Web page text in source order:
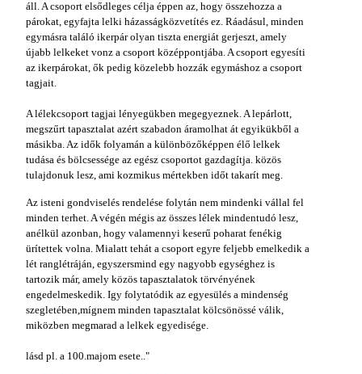
áll. A csoport elsődleges célja éppen az, hogy összehozza a
párokat, egyfajta lelki házasságközvetítés ez. Ráadásul, minden
egymásra találó ikerpár olyan tiszta energiát gerjeszt, amely
újabb lelkeket vonz a csoport középpontjába. A csoport egyesíti
az ikerpárokat, ők pedig közelebb hozzák egymáshoz a csoport
tagjait.
A lélekcsoport tagjai lényegükben megegyeznek. A lepárlott,
megszűrt tapasztalat azért szabadon áramolhat át egyikükből a
másikba. Az idők folyamán a különbözőképpen élő lelkek
tudása és bölcsessége az egész csoportot gazdagítja. közös
tulajdonuk lesz, ami kozmikus mértekben időt takarít meg.
Az isteni gondviselés rendelése folytán nem mindenki vállal fel
minden terhet. A végén mégis az összes lélek mindentudó lesz,
anélkül azonban, hogy valamennyi keserű poharat fenékig
ürítettek volna. Mialatt tehát a csoport egyre feljebb emelkedik a
lét ranglétráján, egyszersmind egy nagyobb egységhez is
tartozik már, amely közös tapasztalatok törvényének
engedelmeskedik. Igy folytatódik az egyesülés a mindenség
szegletében,mígnem minden tapasztalat kölcsönössé válik,
miközben megmarad a lelkek egyedisége.
lásd pl. a 100.majom esete.."